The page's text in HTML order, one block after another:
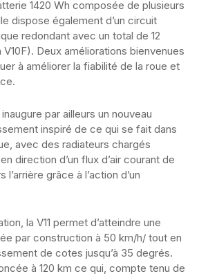
1420 Wh composée de plusieurs
dispose également d’un circuit
redondant avec un total de 12
Deux améliorations bienvenues
à améliorer la fiabilité de la roue et
par ailleurs un nouveau
inspiré de ce qui se fait dans
avec des radiateurs chargés
direction d’un flux d’air courant de
l’arrière grâce à l’action d’un
la V11 permet d’atteindre une
par construction à 50 km/h/ tout en
de cotes jusqu’à 35 degrés.
à 120 km ce qui, compte tenu de